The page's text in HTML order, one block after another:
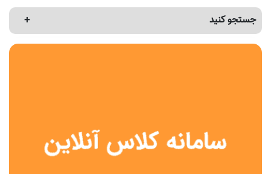
جستجو کنید